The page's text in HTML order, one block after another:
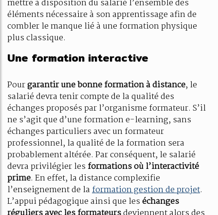
mettre à disposition du salarié l’ensemble des
éléments nécessaire à son apprentissage afin de
combler le manque lié à une formation physique
plus classique.
Une formation interactive
Pourgarantir une bonne formation à distance, le
salarié devra tenir compte de la qualité des
échanges proposés par l’organisme formateur. S’il
ne s’agit que d’une formation e-learning, sans
échanges particuliers avec un formateur
professionnel, la qualité de la formation sera
probablement altérée. Par conséquent, le salarié
devra privilégier les formations où l’interactivité
prime. En effet, la distance complexifie
l’enseignement de laformation gestion de projet.
L’appui pédagogique ainsi que leséchanges